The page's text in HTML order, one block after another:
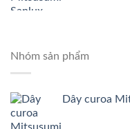
Nhóm sản phẩm
Dây curoa